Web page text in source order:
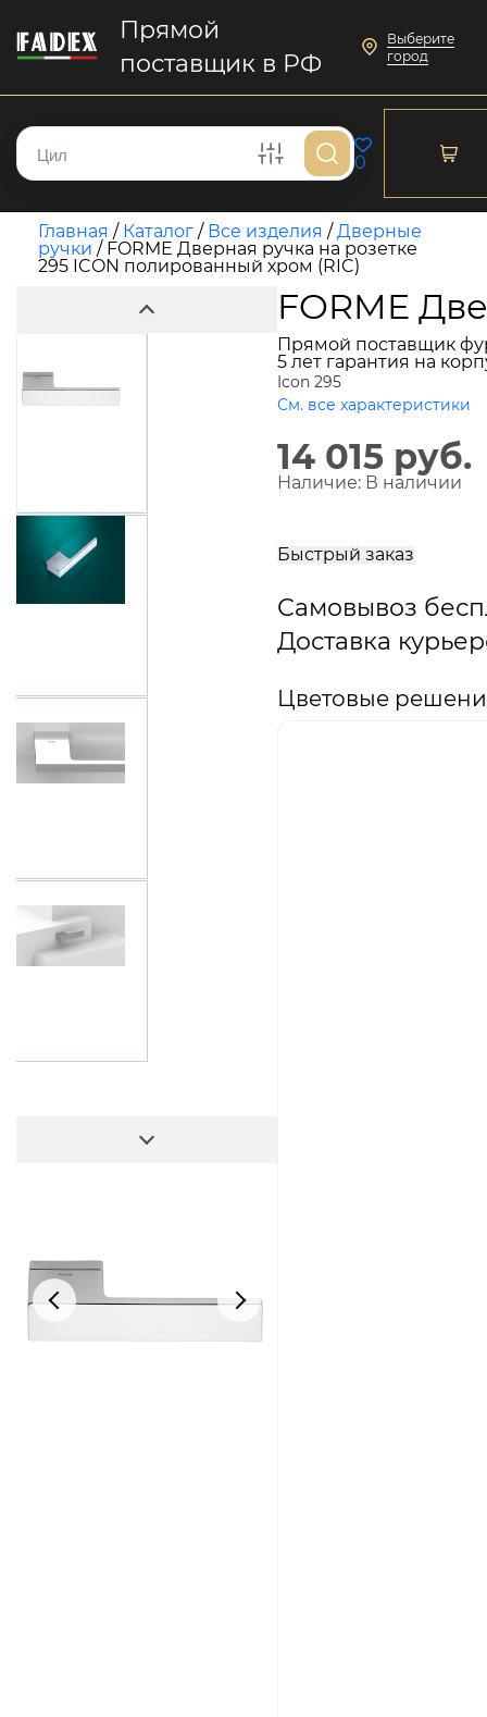
Прямой
поставщик в РФ
Выберите
город
0
Главная / Каталог / Все изделия /Дверные
ручки / FORME Дверная ручка на розетке
295 ICON полированный хром (RIC)
FORME
Прямой поставщик
5 лет гарантия на
Icon 295
См. все характеристики
14 015 руб.
Наличие: В наличии
Быстрый заказ
Самовывоз
Доставка
Цветовые